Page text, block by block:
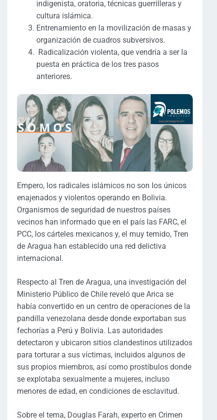
indigenista, oratoria, técnicas guerrilleras y
cultura islámica.
Entrenamiento en la movilización de masas y
organización de cuadros subversivos.
Radicalización violenta, que vendría a ser la
puesta en práctica de los tres pasos
anteriores.
Empero, los radicales islámicos no son los únicos
enajenados y violentos operando en Bolivia.
Organismos de seguridad de nuestros países
vecinos han informado que en el país las FARC, el
PCC, los cárteles mexicanos y, el muy temido, Tren
de Aragua han establecido una red delictiva
internacional.
Respecto al Tren de Aragua, una investigación del
Ministerio Público de Chile reveló que Arica se
había convertido en un centro de operaciones de la
pandilla venezolana desde donde exportaban sus
fechorías a Perú y Bolivia. Las autoridades
detectaron y ubicaron sitios clandestinos utilizados
para torturar a sus víctimas, incluidos algunos de
sus propios miembros, así como prostíbulos donde
se explotaba sexualmente a mujeres, incluso
menores de edad, en condiciones de esclavitud.
Sobre el tema, Douglas Farah, experto en Crimen